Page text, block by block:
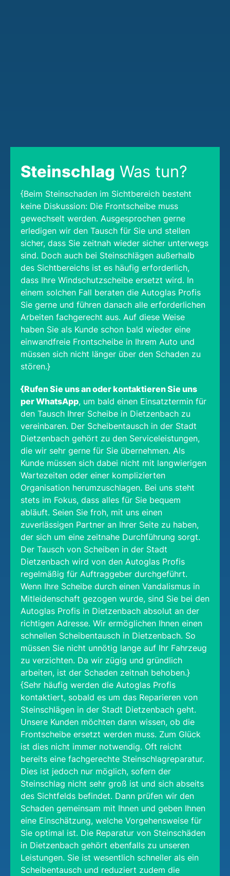
Steinschlag Was tun?
{Beim Steinschaden im Sichtbereich besteht
keine Diskussion: Die Frontscheibe muss
gewechselt werden. Ausgesprochen gerne
erledigen wir den Tausch für Sie und stellen
sicher, dass Sie zeitnah wieder sicher unterwegs
sind. Doch auch bei Steinschlägen außerhalb
des Sichtbereichs ist es häufig erforderlich,
dass Ihre Windschutzscheibe ersetzt wird. In
einem solchen Fall beraten die Autoglas Profis
Sie gerne und führen danach alle erforderlichen
Arbeiten fachgerecht aus. Auf diese Weise
haben Sie als Kunde schon bald wieder eine
einwandfreie Frontscheibe in Ihrem Auto und
müssen sich nicht länger über den Schaden zu
stören.}
{Rufen Sie uns an oder kontaktieren Sie uns
per WhatsApp, um bald einen Einsatztermin für
den Tausch Ihrer Scheibe in Dietzenbach zu
vereinbaren. Der Scheibentausch in der Stadt
Dietzenbach gehört zu den Serviceleistungen,
die wir sehr gerne für Sie übernehmen. Als
Kunde müssen sich dabei nicht mit langwierigen
Wartezeiten oder einer komplizierten
Organisation herumzuschlagen. Bei uns steht
stets im Fokus, dass alles für Sie bequem
abläuft. Seien Sie froh, mit uns einen
zuverlässigen Partner an Ihrer Seite zu haben,
der sich um eine zeitnahe Durchführung sorgt.
Der Tausch von Scheiben in der Stadt
Dietzenbach wird von den Autoglas Profis
regelmäßig für Auftraggeber durchgeführt.
Wenn Ihre Scheibe durch einen Vandalismus in
Mitleidenschaft gezogen wurde, sind Sie bei den
Autoglas Profis in Dietzenbach absolut an der
richtigen Adresse. Wir ermöglichen Ihnen einen
schnellen Scheibentausch in Dietzenbach. So
müssen Sie nicht unnötig lange auf Ihr Fahrzeug
zu verzichten. Da wir zügig und gründlich
arbeiten, ist der Schaden zeitnah behoben.}
{Sehr häufig werden die Autoglas Profis
kontaktiert, sobald es um das Reparieren von
Steinschlägen in der Stadt Dietzenbach geht.
Unsere Kunden möchten dann wissen, ob die
Frontscheibe ersetzt werden muss. Zum Glück
ist dies nicht immer notwendig. Oft reicht
bereits eine fachgerechte Steinschlagreparatur.
Dies ist jedoch nur möglich, sofern der
Steinschlag nicht sehr groß ist und sich abseits
des Sichtfelds befindet. Dann prüfen wir den
Schaden gemeinsam mit Ihnen und geben Ihnen
eine Einschätzung, welche Vorgehensweise für
Sie optimal ist. Die Reparatur von Steinschäden
in Dietzenbach gehört ebenfalls zu unseren
Leistungen. Sie ist wesentlich schneller als ein
Scheibentausch und reduziert zudem die